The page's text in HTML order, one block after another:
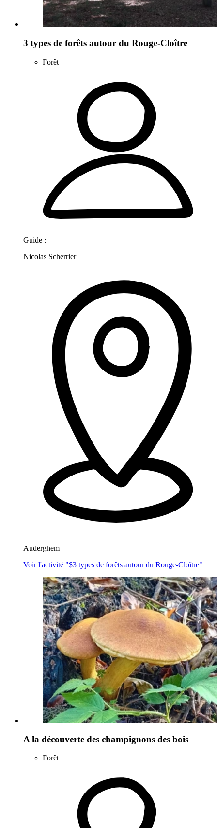
3 types de forêts autour du Rouge-Cloître
Forêt
Guide :
Nicolas Scherrier
Auderghem
Voir l'activité "$3 types de forêts autour du Rouge-Cloître"
A la découverte des champignons des bois
Forêt